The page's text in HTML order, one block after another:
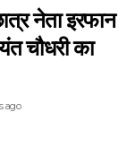
नेता इरफान
चौधरी का
ago